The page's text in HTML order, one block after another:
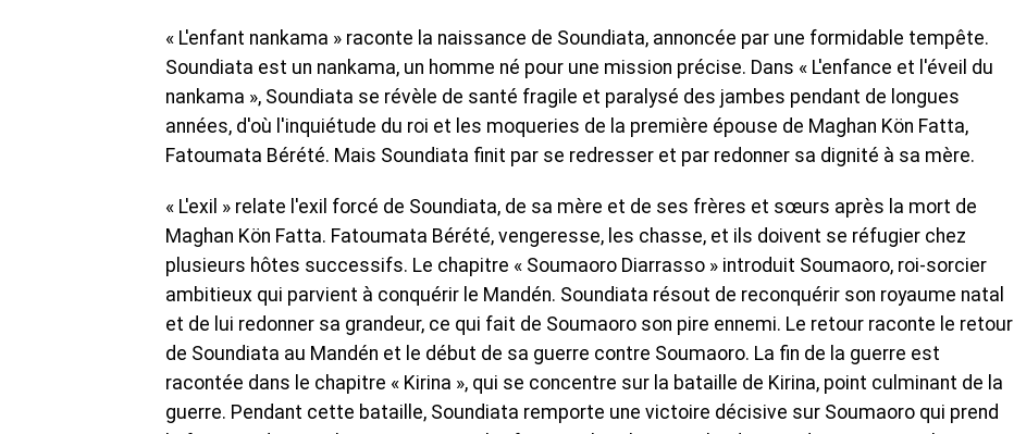
« L'enfant nankama » raconte la naissance de Soundiata, annoncée par une formidable tempête.
Soundiata est un nankama, un homme né pour une mission précise. Dans « L'enfance et l'éveil du
nankama », Soundiata se révèle de santé fragile et paralysé des jambes pendant de longues
années, d'où l'inquiétude du roi et les moqueries de la première épouse de Maghan Kön Fatta,
Fatoumata Bérété. Mais Soundiata finit par se redresser et par redonner sa dignité à sa mère.
« L'exil » relate l'exil forcé de Soundiata, de sa mère et de ses frères et sœurs après la mort de
Maghan Kön Fatta. Fatoumata Bérété, vengeresse, les chasse, et ils doivent se réfugier chez
plusieurs hôtes successifs. Le chapitre « Soumaoro Diarrasso » introduit Soumaoro, roi-sorcier
ambitieux qui parvient à conquérir le Mandén. Soundiata résout de reconquérir son royaume natal
et de lui redonner sa grandeur, ce qui fait de Soumaoro son pire ennemi. Le retour raconte le retour
de Soundiata au Mandén et le début de sa guerre contre Soumaoro. La fin de la guerre est
racontée dans le chapitre « Kirina », qui se concentre sur la bataille de Kirina, point culminant de la
guerre. Pendant cette bataille, Soundiata remporte une victoire décisive sur Soumaoro qui prend